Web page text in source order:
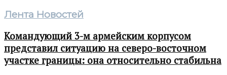
Лента Новостей
Командующий 3-м армейским корпусом
представил ситуацию на северо-восточном
участке границы: она относительно стабильна